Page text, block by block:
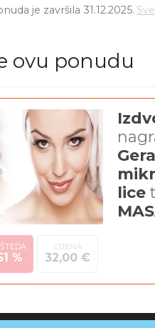
je završila 31.12.2025.
ovu ponudu
lice
%
CIJENA
32,00 €